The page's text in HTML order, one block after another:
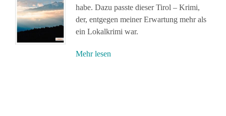
habe. Dazu passte dieser Tirol – Krimi,
der, entgegen meiner Erwartung mehr als
ein Lokalkrimi war.
Mehr lesen